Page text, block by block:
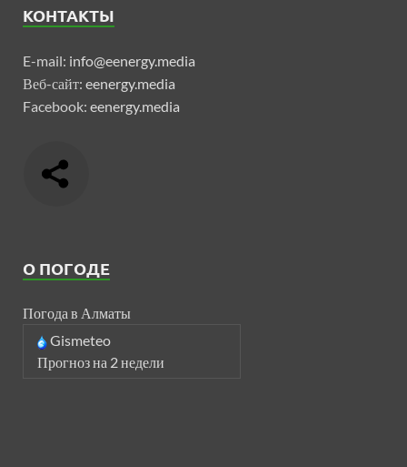
КОНТАКТЫ
E-mail: info@eenergy.media
Веб-сайт: eenergy.media
Facebook: eenergy.media
О ПОГОДЕ
Погода в Алматы
Gismeteo
Прогноз на 2 недели